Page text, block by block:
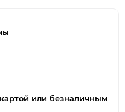
или безналичным